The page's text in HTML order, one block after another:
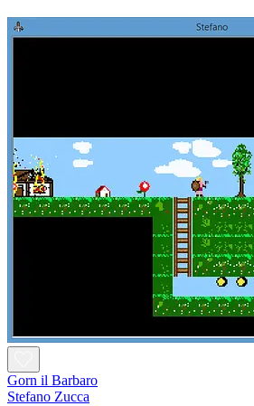
Gorn il Barbaro
Stefano Zucca